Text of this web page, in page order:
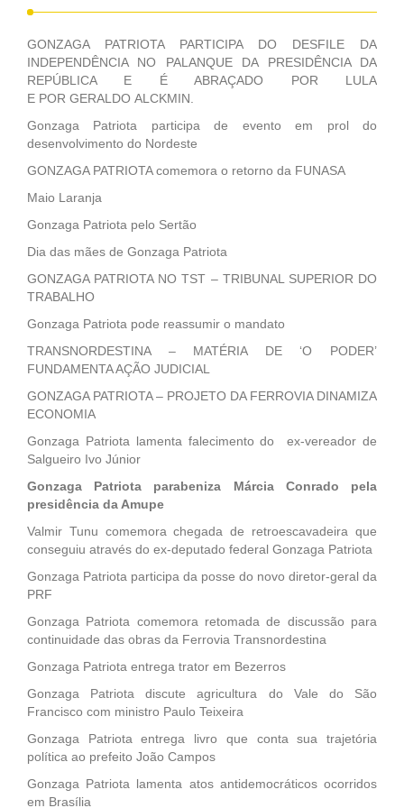
GONZAGA PATRIOTA PARTICIPA DO DESFILE DA
INDEPENDÊNCIA NO PALANQUE DA PRESIDÊNCIA DA
REPÚBLICA E É ABRAÇADO POR LULA
E POR GERALDO ALCKMIN.
Gonzaga Patriota participa de evento em prol do
desenvolvimento do Nordeste
GONZAGA PATRIOTA comemora o retorno da FUNASA
Maio Laranja
Gonzaga Patriota pelo Sertão
Dia das mães de Gonzaga Patriota
GONZAGA PATRIOTA NO TST – TRIBUNAL SUPERIOR DO
TRABALHO
Gonzaga Patriota pode reassumir o mandato
TRANSNORDESTINA – MATÉRIA DE ‘O PODER’
FUNDAMENTA AÇÃO JUDICIAL
GONZAGA PATRIOTA – PROJETO DA FERROVIA DINAMIZA
ECONOMIA
Gonzaga Patriota lamenta falecimento do ex-vereador de
Salgueiro Ivo Júnior
Gonzaga Patriota parabeniza Márcia Conrado pela
presidência da Amupe
Valmir Tunu comemora chegada de retroescavadeira que
conseguiu através do ex-deputado federal Gonzaga Patriota
Gonzaga Patriota participa da posse do novo diretor-geral da
PRF
Gonzaga Patriota comemora retomada de discussão para
continuidade das obras da Ferrovia Transnordestina
Gonzaga Patriota entrega trator em Bezerros
Gonzaga Patriota discute agricultura do Vale do São
Francisco com ministro Paulo Teixeira
Gonzaga Patriota entrega livro que conta sua trajetória
política ao prefeito João Campos
Gonzaga Patriota lamenta atos antidemocráticos ocorridos
em Brasília